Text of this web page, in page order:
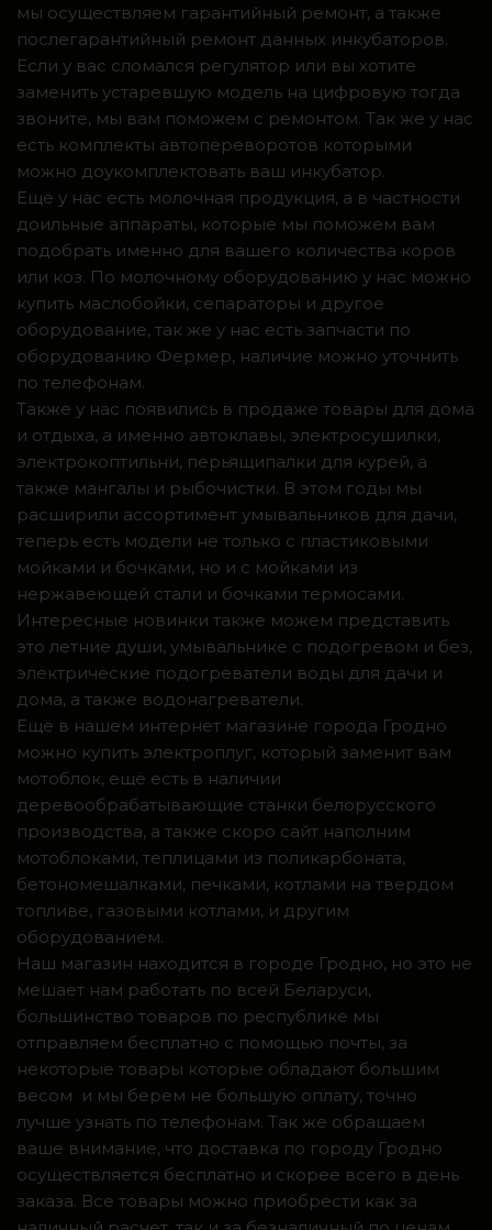
мы осуществляем гарантийный ремонт, а также
послегарантийный ремонт данных инкубаторов.
Если у вас сломался регулятор или вы хотите
заменить устаревшую модель на цифровую тогда
звоните, мы вам поможем с ремонтом. Так же у нас
есть комплекты автопереворотов которыми
можно доукомплектовать ваш инкубатор.
Ещё у нас есть молочная продукция, а в частности
доильные аппараты, которые мы поможем вам
подобрать именно для вашего количества коров
или коз. По молочному оборудованию у нас можно
купить маслобойки, сепараторы и другое
оборудование, так же у нас есть запчасти по
оборудованию Фермер, наличие можно уточнить
по телефонам.
Также у нас появились в продаже товары для дома
и отдыха, а именно автоклавы, электросушилки,
электрокоптильни, перьящипалки для курей, а
также мангалы и рыбочистки. В этом годы мы
расширили ассортимент умывальников для дачи,
теперь есть модели не только с пластиковыми
мойками и бочками, но и с мойками из
нержавеющей стали и бочками термосами.
Интересные новинки также можем представить
это летние души, умывальнике с подогревом и без,
электрические подогреватели воды для дачи и
дома, а также водонагреватели.
Ещё в нашем интернет магазине города Гродно
можно купить электроплуг, который заменит вам
мотоблок, ещё есть в наличии
деревообрабатывающие станки белорусского
производства, а также скоро сайт наполним
мотоблоками, теплицами из поликарбоната,
бетономешалками, печками, котлами на твердом
топливе, газовыми котлами, и другим
оборудованием.
Наш магазин находится в городе Гродно, но это не
мешает нам работать по всей Беларуси,
большинство товаров по республике мы
отправляем бесплатно с помощью почты, за
некоторые товары которые обладают большим
весом и мы берем не большую оплату, точно
лучше узнать по телефонам. Так же обращаем
ваше внимание, что доставка по городу Гродно
осуществляется бесплатно и скорее всего в день
заказа. Все товары можно приобрести как за